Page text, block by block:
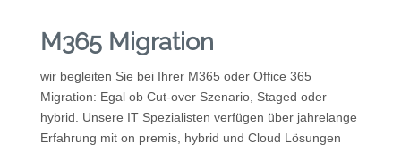
M365 Migration
wir begleiten Sie bei Ihrer M365 oder Office 365
Migration: Egal ob Cut-over Szenario, Staged oder
hybrid. Unsere IT Spezialisten verfügen über jahrelange
Erfahrung mit on premis, hybrid und Cloud Lösungen